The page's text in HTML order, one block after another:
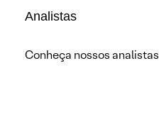
Analistas
Conheça nossos analistas